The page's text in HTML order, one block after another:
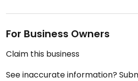
For Business Owners
Claim this business
See inaccurate information?